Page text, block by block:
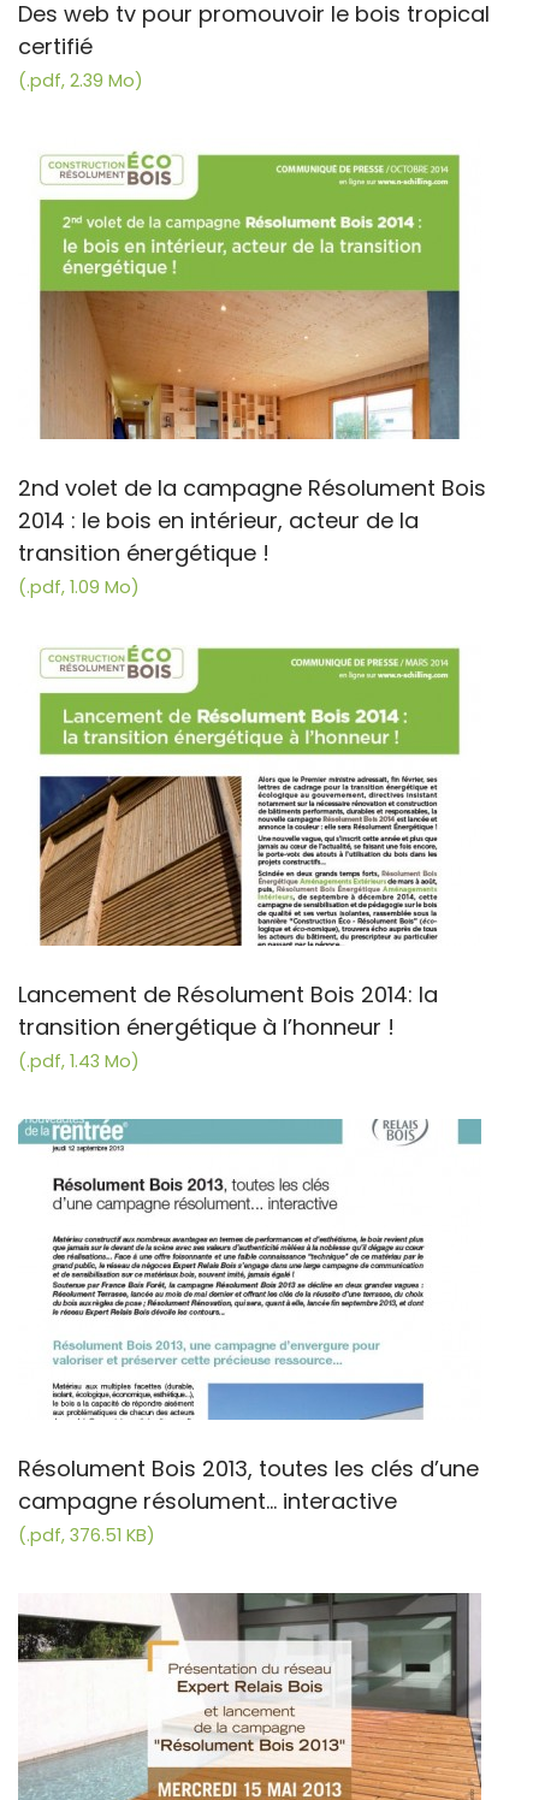
Des web tv pour promouvoir le bois tropical
certifié
(.pdf, 2.39 Mo)
2nd volet de la campagne Résolument Bois
2014 : le bois en intérieur, acteur de la
transition énergétique !
(.pdf, 1.09 Mo)
Lancement de Résolument Bois 2014: la
transition énergétique à l’honneur !
(.pdf, 1.43 Mo)
Résolument Bois 2013, toutes les clés d’une
campagne résolument... interactive
(.pdf, 376.51 KB)